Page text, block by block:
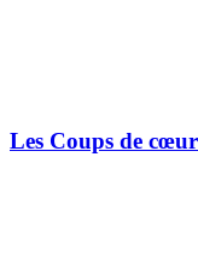
Les Coups de